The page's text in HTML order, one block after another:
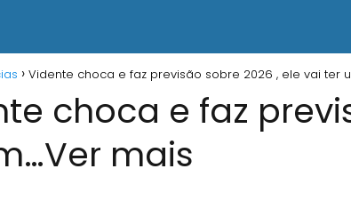
Vidente choca e faz previsão sobre 2026 , ele vai ter
choca e faz
mais